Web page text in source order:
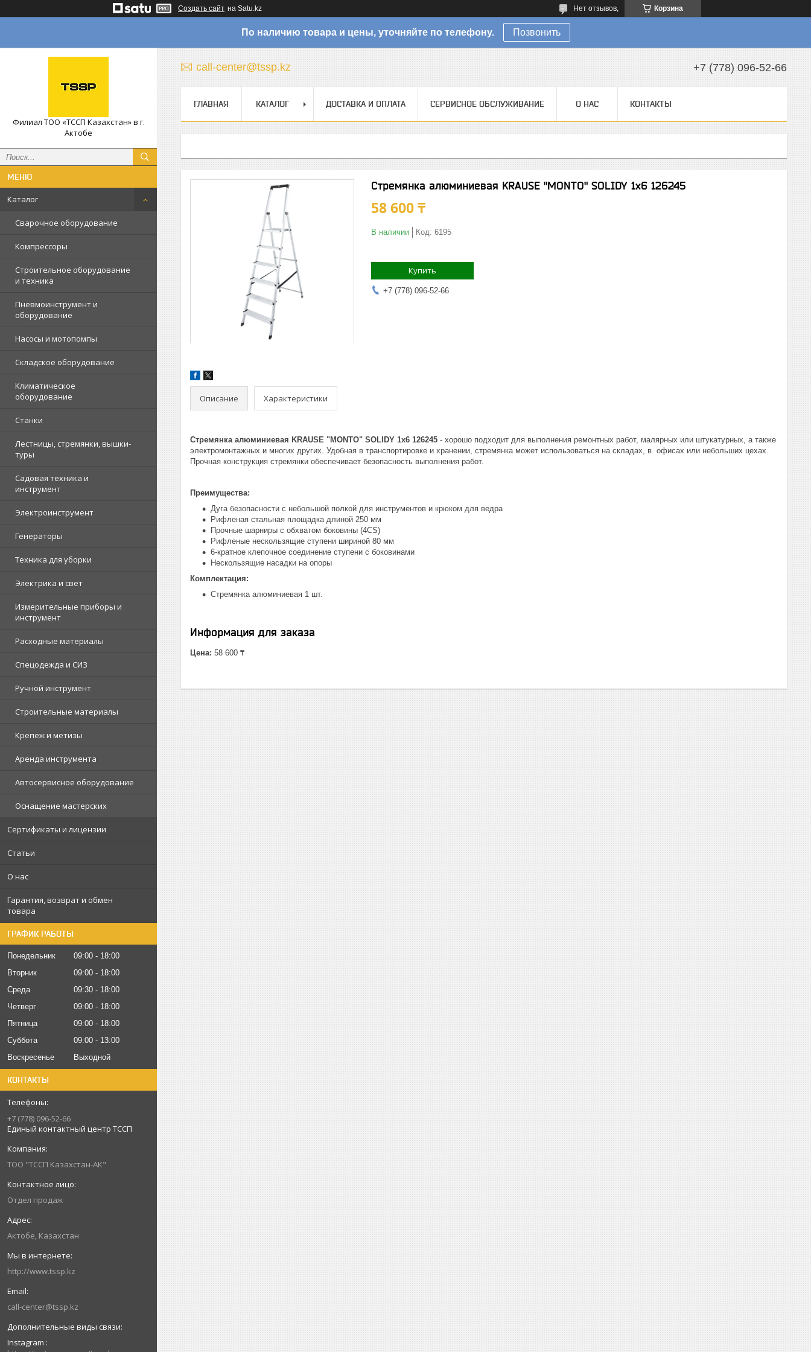
Создать сайт на Satu.kz Корзина
Нет отзывов,
По наличию товара и цены, уточняйте по телефону. Позвонить
Филиал ТОО «ТССП Казахстан» в г.
Актобе
Каталог
Сварочное оборудование
Компрессоры
Строительное оборудование
и техника
Пневмоинструмент и
оборудование
Насосы и мотопомпы
Складское оборудование
Климатическое
оборудование
Станки
Лестницы, стремянки, вышки-
туры
Садовая техника и
инструмент
Электроинструмент
Генераторы
Техника для уборки
Электрика и свет
Измерительные приборы и
инструмент
Расходные материалы
Спецодежда и СИЗ
Ручной инструмент
Строительные материалы
Крепеж и метизы
Аренда инструмента
Автосервисное оборудование
Оснащение мастерских
Сертификаты и лицензии
Статьи
О нас
Гарантия, возврат и обмен
товара
ГРАФИК РАБОТЫ
Понедельник 09:00
18:00
Вторник
09:00
18:00
Среда
09:30
18:00
Четверг
09:00
18:00
Пятница
09:00
18:00
Суббота
09:00
13:00
Воскресенье
Выходной
КОНТАКТЫ
+7 (778) 096-52-66
Единый контактный центр ТССП
ТОО "ТССП Казахстан-АК"
Отдел продаж
Актобе, Казахстан
http://www.tssp.kz
call-center@tssp.kz
Instagram
call-center@tssp.kz +7 (778) 096-52-66
ГЛАВНАЯ КАТАЛОГ ДОСТАВКА И ОПЛАТА СЕРВИСНОЕ ОБСЛУЖИВАНИЕ О НАС КОНТАКТЫ
Стремянка алюминиевая KRAUSE "MONTO" SOLIDY 1х6 126245
58 600 ₸
В наличии Код: 6195
Купить
+7 (778) 096-52-66
Описание Характеристики
Стремянка алюминиевая KRAUSE "MONTO" SOLIDY 1х6 126245 - хорошо подходит для выполнения ремонтных работ, малярных или штукатурных, а также
электромонтажных и многих других. Удобная в транспортировке и хранении, стремянка может использоваться на складах, в офисах или небольших цехах.
Прочная конструкция стремянки обеспечивает безопасность выполнения работ.
Преимущества:
Дуга безопасности с небольшой полкой для инструментов и крюком для ведра
Рифленая стальная площадка длиной 250 мм
Прочные шарниры с обхватом боковины (4CS)
Рифленые нескользящие ступени шириной 80 мм
6-кратное клепочное соединение ступени с боковинами
Нескользящие насадки на опоры
Комплектация:
Стремянка алюминиевая 1 шт.
Информация для заказа
Цена: 58 600 ₸